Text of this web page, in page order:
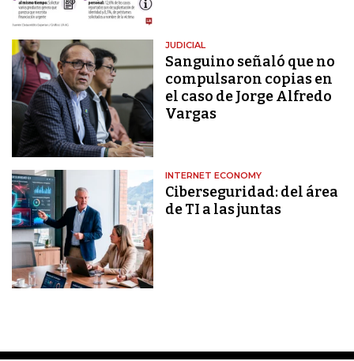
JUDICIAL
Sanguino señaló que no
compulsaron copias en
el caso de Jorge Alfredo
Vargas
INTERNET ECONOMY
Ciberseguridad: del área
de TI a las juntas